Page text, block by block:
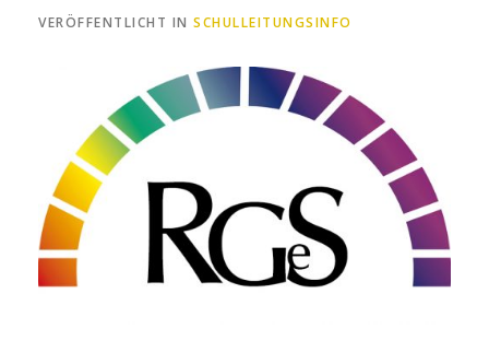
VERÖFFENTLICHT IN SCHULLEITUNGSINFO